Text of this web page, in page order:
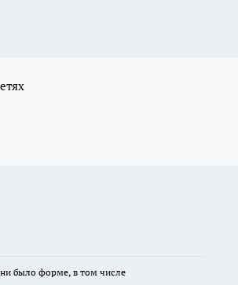
ни было форме, в том числе